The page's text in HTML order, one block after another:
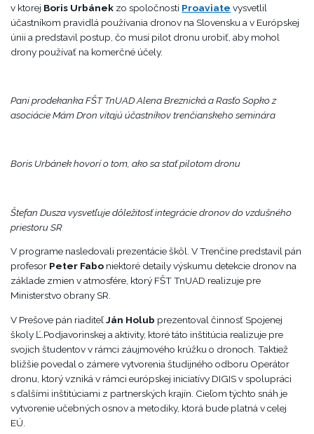
v ktorej Boris Urbánek zo spoločnosti Proaviate vysvetlil
účastníkom pravidlá používania dronov na Slovensku a v Európskej
únii a predstavil postup, čo musí pilot dronu urobiť, aby mohol
drony používať na komerčné účely.
Pani prodekanka FŠT TnUAD Alena Breznická a Rasťo Sopko z
asociácie Mám Dron vítajú účastníkov trenčianskeho seminára
Boris Urbánek hovorí o tom, ako sa stať pilotom dronu
Štefan Dusza vysvetľuje dôležitosť integrácie dronov do vzdušného
priestoru SR
V programe nasledovali prezentácie škôl. V Trenčíne predstavil pán
profesor Peter Fabo niektoré detaily výskumu detekcie dronov na
základe zmien v atmosfére, ktorý FŠT TnUAD realizuje pre
Ministerstvo obrany SR.
V Prešove pán riaditeľJán Holub prezentoval činnosť Spojenej
školy Ľ.Podjavorinskej a aktivity, ktoré táto inštitúcia realizuje pre
svojich študentov v rámci záujmového krúžku o dronoch. Taktiež
bližšie povedal o zámere vytvorenia študijného odboru Operátor
dronu, ktorý vzniká v rámci európskej iniciatívy DIGIS v spolupráci
s ďalšími inštitúciami z partnerských krajín. Cieľom týchto snáh je
vytvorenie učebných osnov a metodiky, ktorá bude platná v celej
EÚ.